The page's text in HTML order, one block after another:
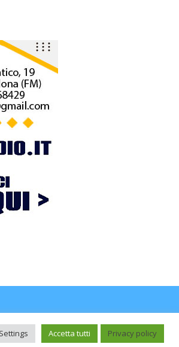
2010 del 05/08/2010
Accetta tutti Privacy policy